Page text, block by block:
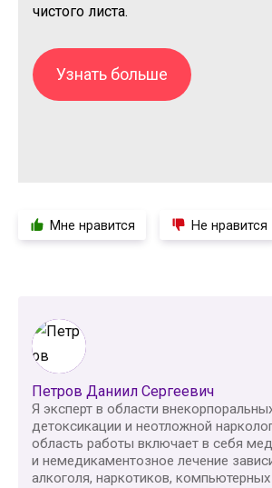
чистого листа.
Узнать больше
Мне нравится Не нравится
Петров Даниил Сергеевич
Я эксперт в области
детоксикации и неотложной
область работы включает в себя
и немедикаментозное лечение
алкоголя, наркотиков, компьютерных